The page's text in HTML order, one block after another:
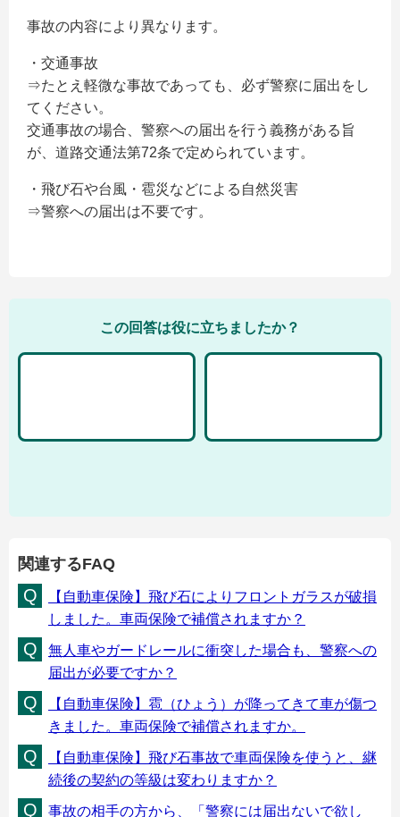
事故の内容により異なります。
・交通事故
⇒たとえ軽微な事故であっても、必ず警察に届出をし
てください。
交通事故の場合、警察への届出を行う義務がある旨
が、道路交通法第72条で定められています。
・飛び石や台風・雹災などによる自然災害
⇒警察への届出は不要です。
この回答は役に立ちましたか？
関連するFAQ
【自動車保険】飛び石によりフロントガラスが破損
しました。車両保険で補償されますか？
無人車やガードレールに衝突した場合も、警察への
届出が必要ですか？
【自動車保険】雹（ひょう）が降ってきて車が傷つ
きました。車両保険で補償されますか。
【自動車保険】飛び石事故で車両保険を使うと、継
続後の契約の等級は変わりますか？
事故の相手の方から、「警察には届出ないで欲し